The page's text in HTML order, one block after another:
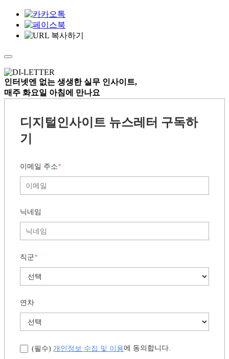
인터넷엔 없는 생생한 실무 인사이트,
매주 화요일 아침에 만나요
디지털인사이트 뉴스레터 구독하
기
이메일 주소*
닉네임
직군*
연차
(필수) 개인정보 수집 및 이용에 동의합니다.